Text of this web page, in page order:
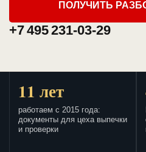
ПОЛУЧИТЬ
+7 495 231-03-29
11 лет
работаем с 2015 года:
документы для цеха выпечки
и проверки